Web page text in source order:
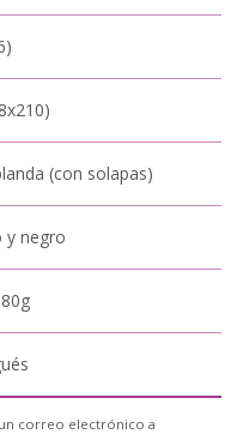
(con solapas)
y negro
un correo electrónico a